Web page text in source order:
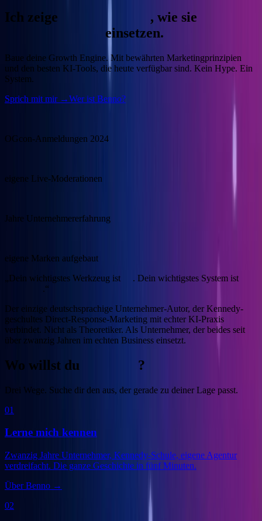
Ich zeige , wie sie
einsetzen.
Baue deine Growth Engine.Mit bewährten Marketingprinzipien
und den besten KI-Tools, die heute verfügbar sind. Kein Hype. Ein
System.
Sprich mit mir →Wer ist Benno?
OGcon-Anmeldungen 2024
eigene Live-Moderationen
Jahre Unternehmererfahrung
eigene Marken aufgebaut
„Dein wichtigstes Werkzeug ist
. Dein wichtigstes System ist
.“
Der einzige deutschsprachige Unternehmer-Autor, der Kennedy-
geschultes Direct-Response-Marketing mit echter KI-Praxis
verbindet. Nicht als Theoretiker. Als Unternehmer, der beides seit
über zwanzig Jahren im echten Business einsetzt.
Wo willst du ?
Drei Wege. Suche dir den aus, der gerade zu deiner Lage passt.
01
Lerne mich kennen
Zwanzig Jahre Unternehmer, Kennedy-Schule, eigene Agentur
verdreifacht. Die ganze Geschichte in fünf Minuten.
Über Benno →
02